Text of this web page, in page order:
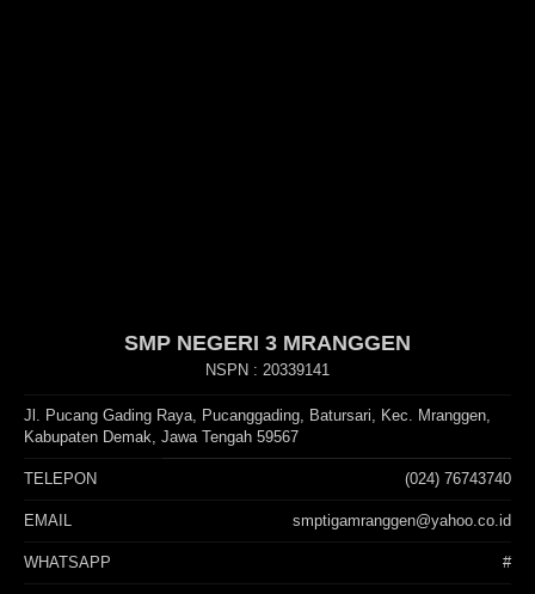
SMP NEGERI 3 MRANGGEN
NSPN : 20339141
Jl. Pucang Gading Raya, Pucanggading, Batursari, Kec. Mranggen,
Kabupaten Demak, Jawa Tengah 59567
TELEPON (024) 76743740
EMAIL smptigamranggen@yahoo.co.id
WHATSAPP #